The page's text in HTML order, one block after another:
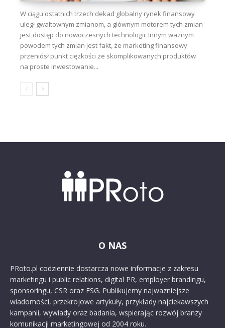
W ciągu ostatnich trzech dekad globalny rynek finansowy
uległ gwałtownym zmianom, a głównym motorem tych zmian
jest dostęp do nowoczesnych technologii. Innym ważnym
powodem tych zmian jest fakt, że marketing finansowy
przeniósł punkt ciężkości ze skomplikowanych produktów
na proste inwestowanie...
O NAS
PRoto.pl codziennie dostarcza nowe informacje z zakresu
marketingu i public relations, digital PR, employer brandingu,
sponsoringu, CSR oraz ESG. Publikujemy najważniejsze
wiadomości, przekrojowe artykuły, przykłady najciekawszych
kampanii, wywiady oraz badania, wspierając rozwój branży
komunikacji marketingowej od 2004 roku.